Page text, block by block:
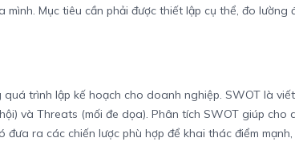
Mục tiêu cần phải được thiết lập cụ thể, đo lường
trình lập kế hoạch cho doanh nghiệp. SWOT là
và Threats (mối đe dọa). Phân tích SWOT giúp cho
ra các chiến lược phù hợp để khai thác điểm mạnh,